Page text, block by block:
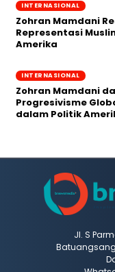
INTERNASIONAL
Zohran Mamdani
Representasi
Amerika
INTERNASIONAL
Zohran Mamdani
Progresivisme
dalam Politik
Jl. S